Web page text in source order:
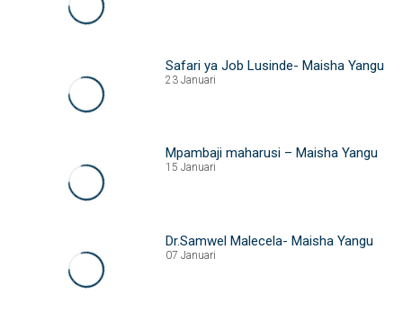
Safari ya Job Lusinde- Maisha Yangu
23 Januari
Mpambaji maharusi – Maisha Yangu
15 Januari
Dr.Samwel Malecela- Maisha Yangu
07 Januari